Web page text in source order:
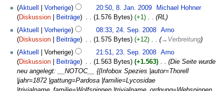
u
n
g
a
s
u
n
g
n
f
a
s
u
n
g
m
e
n
f
a
s
s
u
n
u
n
s
z
u
s
a
m
m
e
B
e
a
b
e
i
t
Januar
Aktuell Vorherige 20:50, 8. Jan. 2009
Michael Hohner
Diskussion
Beiträge 1.576 Bytes +1 ‎ RL
September
Aktuell Vorherige 08:33, 24. Sep. 2008
Arno
Diskussion
Beiträge 1.575 Bytes +12 ‎ → Verbreitung
23.
September
2008
Aktuell Vorherige 21:51, 23. Sep. 2008
Arno
Diskussion
Beiträge 1.563 Bytes +1.563 ‎
Die Seite wurde
neu angelegt: __NOTOC__ {{Infobox Spezies |autor=Thorell
|jahr=1872 |gattung=Pardosa |familie=Lycosidae